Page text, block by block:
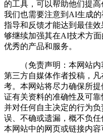
的工具，可以帮助他们提
我们也需要注意到AI生成
指导和反馈才能达到最佳
够继续加强其在AI技术方
优秀的产品和服务。
（免责声明：本网站内
第三方自媒体作者投稿，
考。本网站将尽力确保所
证有关资料的准确性及可
并对任何自主决定的行为
误、不确或遗漏，概不负
本网站中的网页或链接内